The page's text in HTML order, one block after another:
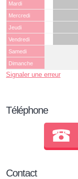
Mardi
Mercredi
Jeudi
Vendredi
Samedi
Dimanche
Signaler une erreur
Téléphone
Contact